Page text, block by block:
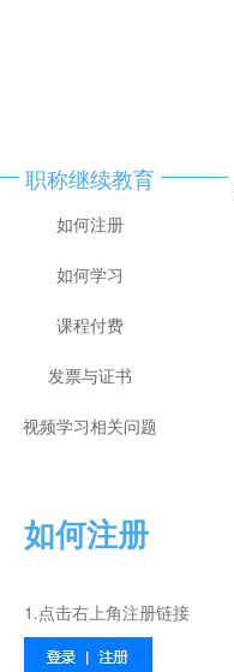
职称继续教育
如何注册
如何学习
课程付费
发票与证书
视频学习相关问题
如何注册
1.点击右上角注册链接